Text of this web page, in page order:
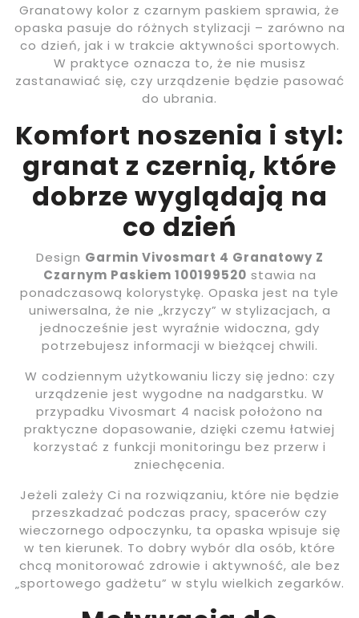
Granatowy kolor z czarnym paskiem sprawia, że
opaska pasuje do różnych stylizacji – zarówno na
co dzień, jak i w trakcie aktywności sportowych.
W praktyce oznacza to, że nie musisz
zastanawiać się, czy urządzenie będzie pasować
do ubrania.
Komfort noszenia i styl:
granat z czernią, które
dobrze wyglądają na
co dzień
Design Garmin Vivosmart 4 Granatowy Z
Czarnym Paskiem 100199520 stawia na
ponadczasową kolorystykę. Opaska jest na tyle
uniwersalna, że nie „krzyczy” w stylizacjach, a
jednocześnie jest wyraźnie widoczna, gdy
potrzebujesz informacji w bieżącej chwili.
W codziennym użytkowaniu liczy się jedno: czy
urządzenie jest wygodne na nadgarstku. W
przypadku Vivosmart 4 nacisk położono na
praktyczne dopasowanie, dzięki czemu łatwiej
korzystać z funkcji monitoringu bez przerw i
zniechęcenia.
Jeżeli zależy Ci na rozwiązaniu, które nie będzie
przeszkadzać podczas pracy, spacerów czy
wieczornego odpoczynku, ta opaska wpisuje się
w ten kierunek. To dobry wybór dla osób, które
chcą monitorować zdrowie i aktywność, ale bez
„sportowego gadżetu” w stylu wielkich zegarków.